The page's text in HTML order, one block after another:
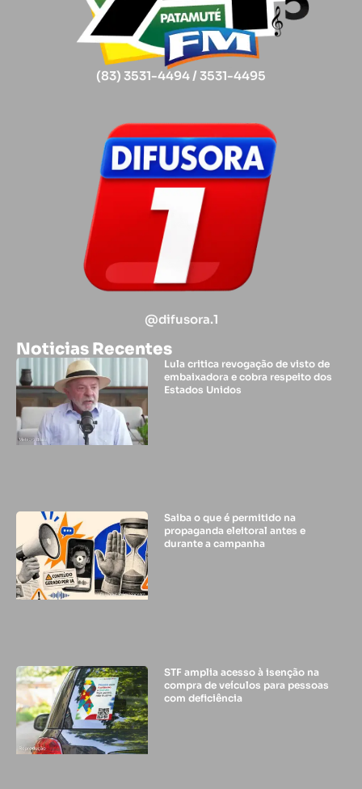
(83) 3531-4494 / 3531-4495
@difusora.1
Noticias Recentes
Lula critica revogação de visto de
embaixadora e cobra respeito dos
Estados Unidos
Saiba o que é permitido na
propaganda eleitoral antes e
durante a campanha
STF amplia acesso à isenção na
compra de veículos para pessoas
com deficiência